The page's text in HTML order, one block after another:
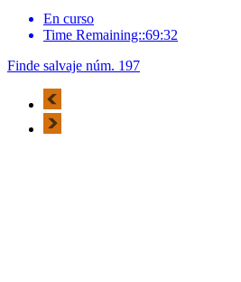
En curso
Time Remaining::69:32
Finde salvaje núm. 197